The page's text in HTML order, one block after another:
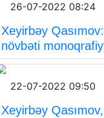
26-07-2022 08:24
Xeyirbəy
növbəti
22-07-2022 09:50
Xeyirbəy